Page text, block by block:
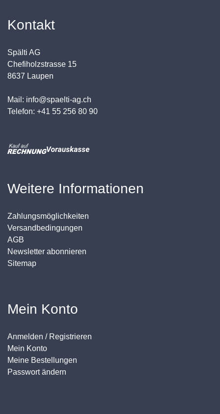
Kontakt
Spälti AG
Chefiholzstrasse 15
8637 Laupen
Mail: info@spaelti-ag.ch
Telefon: +41 55 256 80 90
Weitere Informationen
Zahlungsmöglichkeiten
Versandbedingungen
AGB
Newsletter abonnieren
Sitemap
Mein Konto
Anmelden / Registrieren
Mein Konto
Meine Bestellungen
Passwort ändern